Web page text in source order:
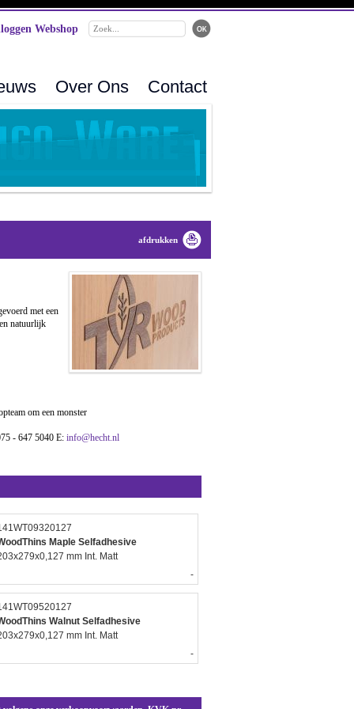
Webshop
Over Ons Contact
afdrukken
met een
natuurlijk
om een monster
- 647 5040 E: info@hecht.nl
Maple Selfadhesive
mm Int. Matt
-
Walnut Selfadhesive
mm Int. Matt
-